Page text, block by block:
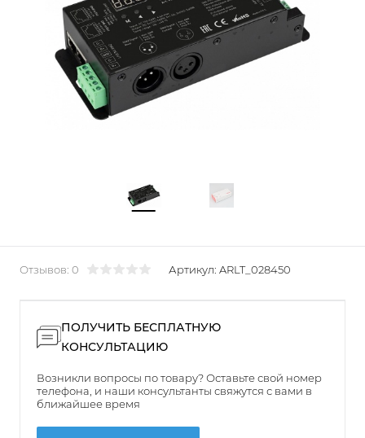
Отзывов: 0 Артикул: ARLT_028450
ПОЛУЧИТЬ БЕСПЛАТНУЮ
КОНСУЛЬТАЦИЮ
Возникли вопросы по товару? Оставьте свой номер
телефона, и наши консультанты свяжутся с вами в
ближайшее время